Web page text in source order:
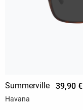
Summerville 39,90 €
Havana